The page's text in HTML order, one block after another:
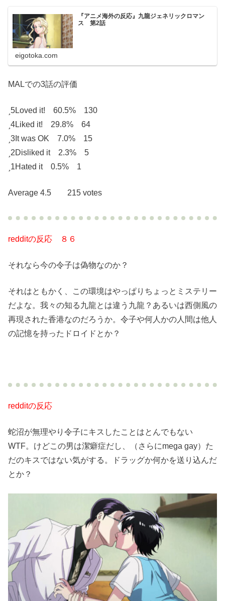
『アニメ海外の反応』九龍ジェネリックロマン
ス 第2話
eigotoka.com
MALでの3話の評価
5Loved it! 60.5% 130
4Liked it! 29.8% 64
3 It was OK 7.0% 15
2Disliked it 2.3% 5
1Hated it 0.5% 1
Average 4.5 215 votes
redditの反応 ８６
それなら今の令子は偽物なのか？
それはともかく、この環境はやっぱりちょっとミステリー
だよな。我々の知る九龍とは違う九龍？あるいは西側風の
再現された香港なのだろうか。令子や何人かの人間は他人
の記憶を持ったドロイドとか？
redditの反応
蛇沼が無理やり令子にキスしたことはとんでもない
WTF。けどこの男は潔癖症だし、（さらにmega gay）た
だのキスではない気がする。ドラッグか何かを送り込んだ
とか？